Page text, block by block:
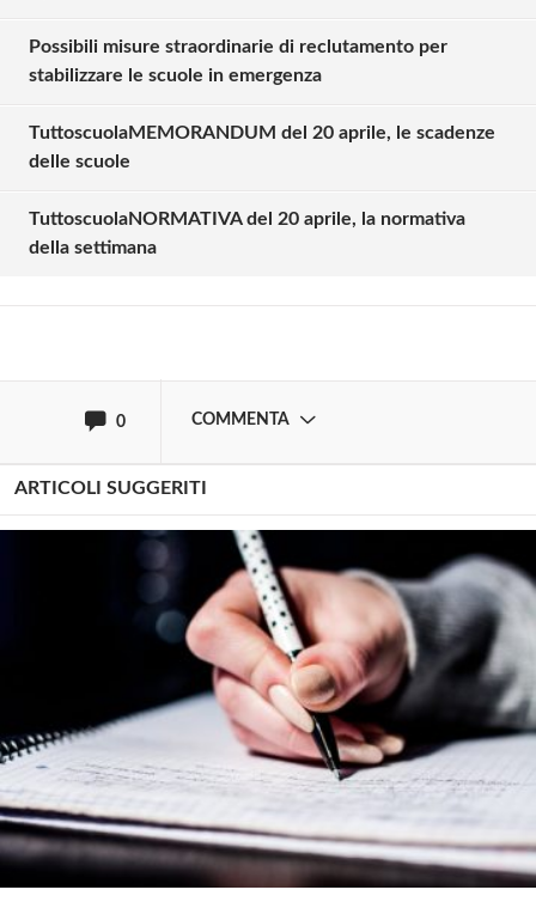
Possibili misure straordinarie di reclutamento per
stabilizzare le scuole in emergenza
TuttoscuolaMEMORANDUM del 20 aprile, le scadenze
delle scuole
TuttoscuolaNORMATIVA del 20 aprile, la normativa
della settimana
0 COMMENTA
Solo gli utenti registrati possono
Effettua il
ARTICOLI SUGGERITI